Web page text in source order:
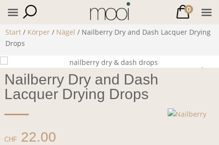
Start / Körper / Nägel / Nailberry Dry and Dash Lacquer Drying
Drops
Nailberry Dry and Dash
Lacquer Drying Drops
CHF22.00
0